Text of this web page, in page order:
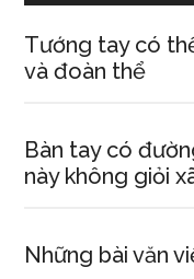
Tướng tay có
và đoàn thể
Bàn tay có
này không giỏi
Những bài văn